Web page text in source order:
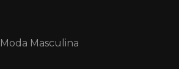
Masculina